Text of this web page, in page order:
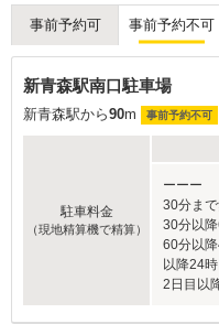
事前予約可 事前予約不可
新青森駅南口駐車場
新青森駅から90m 事前予約不可
駐車料金
（現地精算機で精算）
ーーー
30分ま
30分以
60分以
以降24
2日目以